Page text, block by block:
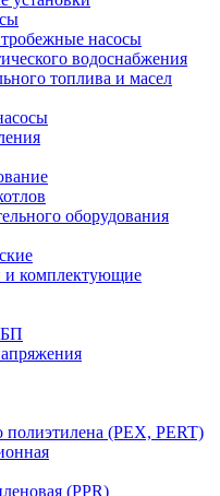
насосы
водоснабжения
топлива и масел
оборудования
и комплектующие
полиэтилена (PEX, PERT)
(PPR)